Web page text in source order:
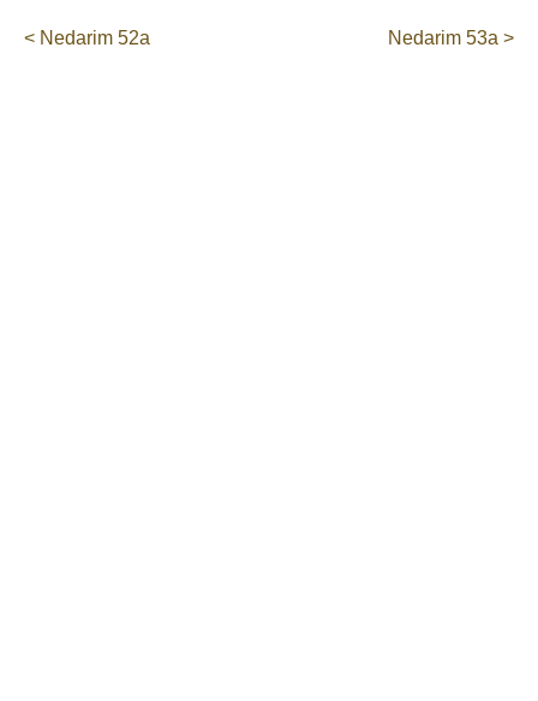
< Nedarim 52a Nedarim 53a >